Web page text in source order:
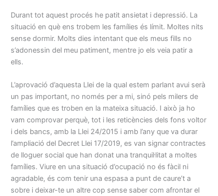
Durant tot aquest procés he patit ansietat i depressió. La
situació en què ens trobem les famílies és límit. Moltes nits
sense dormir. Molts dies intentant que els meus fills no
s’adonessin del meu patiment, mentre jo els veia patir a
ells.
L’aprovació d’aquesta Llei de la qual estem parlant avui serà
un pas important, no només per a mi, sinó pels milers de
famílies que es troben en la mateixa situació. I això ja ho
vam comprovar perquè, tot i les reticències dels fons voltor
i dels bancs, amb la Llei 24/2015 i amb l’any que va durar
l’ampliació del Decret Llei 17/2019, es van signar contractes
de lloguer social que han donat una tranquil·litat a moltes
famílies. Viure en una situació d’ocupació no és fàcil ni
agradable, és com tenir una espasa a punt de caure’t a
sobre i deixar-te un altre cop sense saber com afrontar el